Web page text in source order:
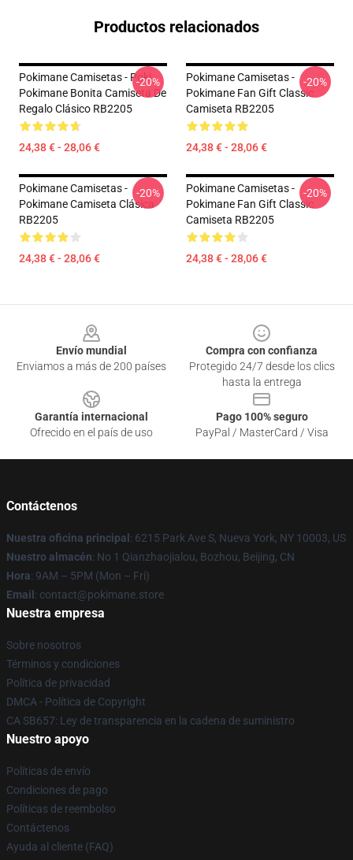
Productos relacionados
Pokimane Camisetas - Poki
Pokimane Bonita Camiseta De
Regalo Clásico RB2205
24,38 € - 28,06 €
-20%
Pokimane Camisetas -
Pokimane Fan Gift Classic
Camiseta RB2205
24,38 € - 28,06 €
-20%
Pokimane Camisetas -
Pokimane Camiseta Clásica
RB2205
24,38 € - 28,06 €
-20%
Pokimane Camisetas -
Pokimane Fan Gift Classic
Camiseta RB2205
24,38 € - 28,06 €
-20%
Envío mundial
Enviamos a más de 200 países
Compra con confianza
Protegido 24/7 desde los clics
hasta la entrega
Garantía internacional
Ofrecido en el país de uso
Pago 100% seguro
PayPal / MasterCard / Visa
Contáctenos
Nuestra oficina principal : 6215 Park Ave S, Nueva York, NY 10003, US
Nuestro almacén: No 1 Qianzhaojialou, Bozhou, Beijing, CN
Hora: 9AM – 5PM (Mon – Fri)
Email : contact@pokimane.store
Nuestra empresa
Sobre nosotros
Términos y condiciones
Política de privacidad
DMCA - Política de Copyright
CA SB657: Ley de transparencia en la cadena de suministro
Nuestro apoyo
Políticas de envío
Condiciones de pago
Políticas de reembolso
Contáctenos
Ayuda al cliente (FAQ)